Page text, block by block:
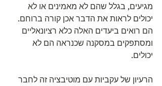
מגיעים, בגלל שהם לא מאמינים או לא
יכולים לראות את הדבר אכן קורה ברוחם.
הם רואים ביעדים האלה כלא רציונאליים
ומסתפקים במסקנה שכנראה הם לא
יכולים.
הרעיון של עקביות עם מוטיבציה זה לחבר